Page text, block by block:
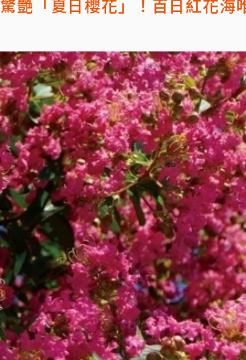
驚艷「夏日櫻花」！百日紅花海